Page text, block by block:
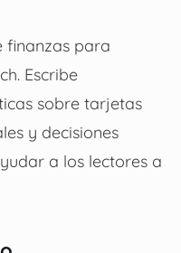
finanzas para
Escribe
sobre tarjetas
y decisiones
a los lectores a